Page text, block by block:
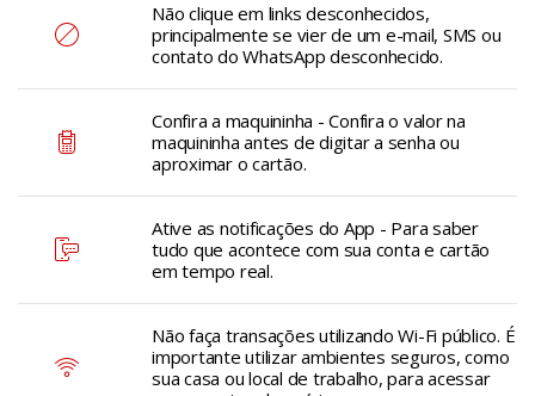
Não clique em links desconhecidos,
principalmente se vier de um e-mail, SMS ou
contato do WhatsApp desconhecido.
Confira a maquininha - Confira o valor na
maquininha antes de digitar a senha ou
aproximar o cartão.
Ative as notificações do App - Para saber
tudo que acontece com sua conta e cartão
em tempo real.
Não faça transações utilizando Wi-Fi público. É
importante utilizar ambientes seguros, como
sua casa ou local de trabalho, para acessar